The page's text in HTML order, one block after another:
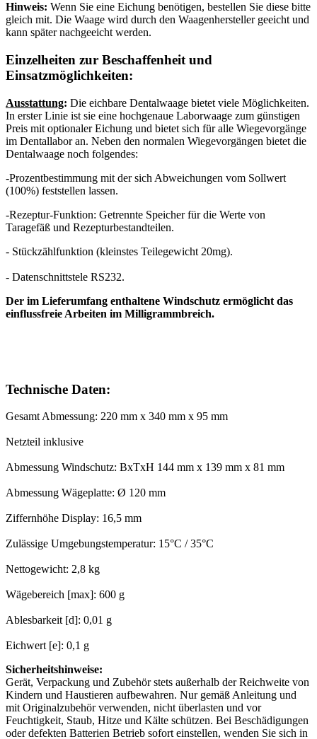
Hinweis: Wenn Sie eine Eichung benötigen, bestellen Sie diese bitte
gleich mit. Die Waage wird durch den Waagenhersteller geeicht und
kann später nachgeeicht werden.
Einzelheiten zur Beschaffenheit und
Einsatzmöglichkeiten:
Ausstattung: Die eichbare Dentalwaage bietet viele Möglichkeiten.
In erster Linie ist sie eine hochgenaue Laborwaage zum günstigen
Preis mit optionaler Eichung und bietet sich für alle Wiegevorgänge
im Dentallabor an. Neben den normalen Wiegevorgängen bietet die
Dentalwaage noch folgendes:
-Prozentbestimmung mit der sich Abweichungen vom Sollwert
(100%) feststellen lassen.
-Rezeptur-Funktion: Getrennte Speicher für die Werte von
Taragefäß und Rezepturbestandteilen.
- Stückzählfunktion (kleinstes Teilegewicht 20mg).
- Datenschnittstele RS232.
Der im Lieferumfang enthaltene Windschutz ermöglicht das
einflussfreie Arbeiten im Milligrammbreich.
Technische Daten:
Gesamt Abmessung: 220 mm x 340 mm x 95 mm
Netzteil inklusive
Abmessung Windschutz: BxTxH 144 mm x 139 mm x 81 mm
Abmessung Wägeplatte: Ø 120 mm
Ziffernhöhe Display: 16,5 mm
Zulässige Umgebungstemperatur: 15°C / 35°C
Nettogewicht: 2,8 kg
Wägebereich [max]: 600 g
Ablesbarkeit [d]: 0,01 g
Eichwert [e]: 0,1 g
Sicherheitshinweise:
Gerät, Verpackung und Zubehör stets außerhalb der Reichweite von
Kindern und Haustieren aufbewahren. Nur gemäß Anleitung und
mit Originalzubehör verwenden, nicht überlasten und vor
Feuchtigkeit, Staub, Hitze und Kälte schützen. Bei Beschädigungen
oder defekten Batterien Betrieb sofort einstellen, wenden Sie sich in